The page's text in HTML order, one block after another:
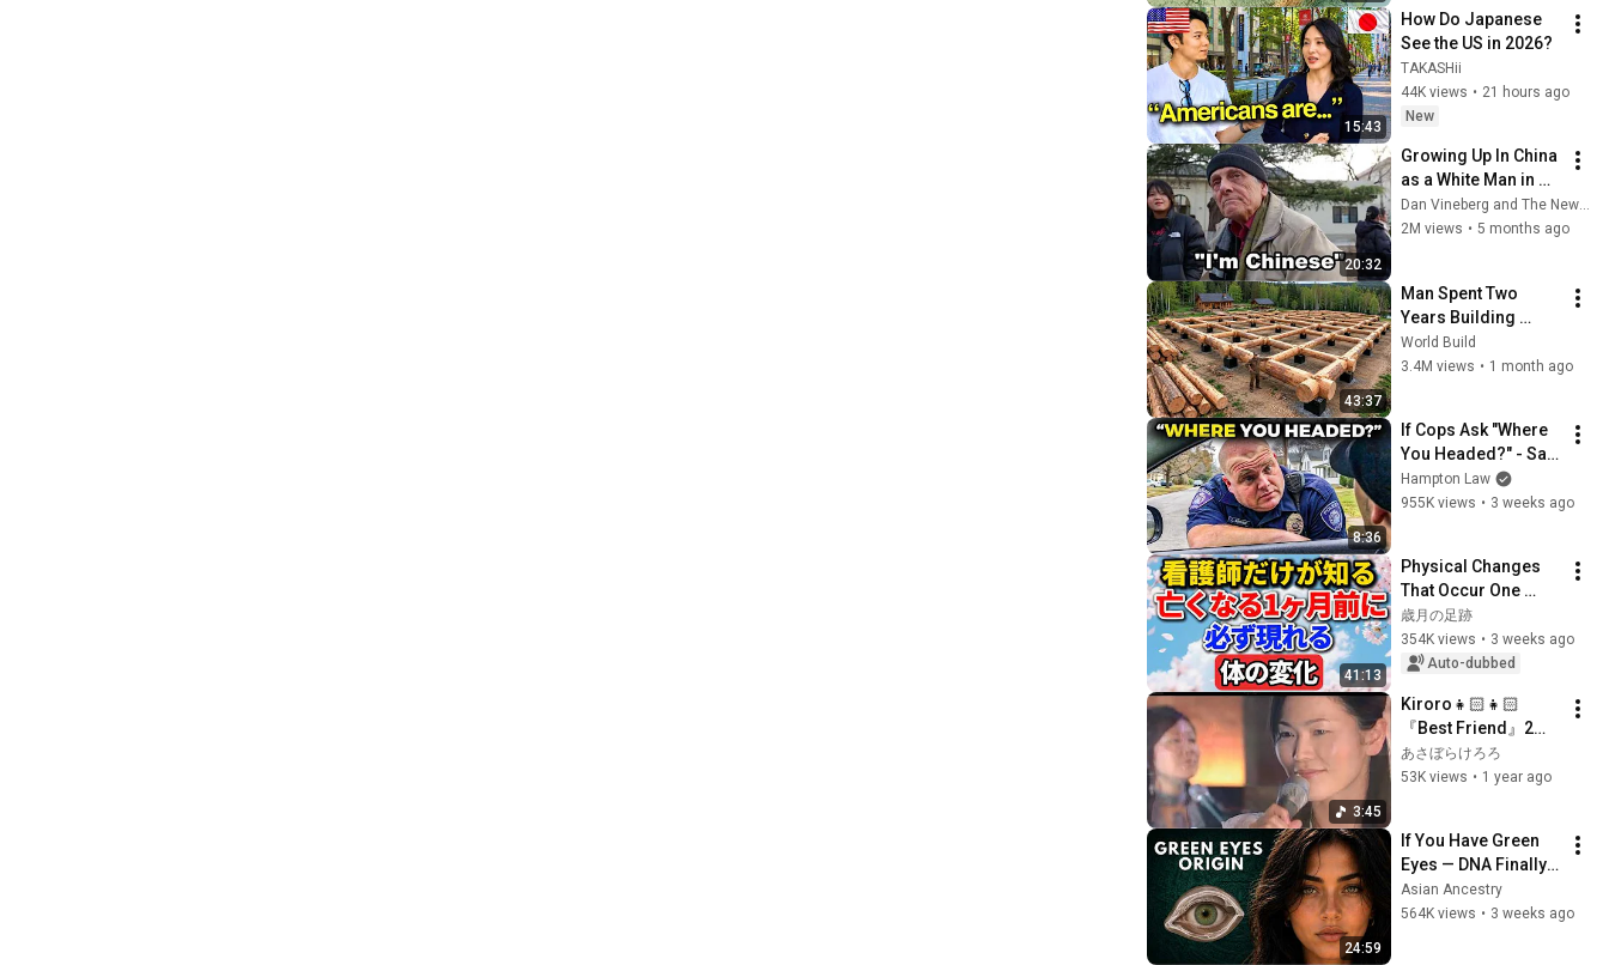
15:43
How Do Japanese
See the US in 2026?
TAKASHii
44K views • 21 hours ago
New
20:32
Growing Up In China
as a White Man in
the 1950s
Dan Vineberg and The New Travel
2M views • 5 months ago
43:37
Man Spent Two
Years Building
HUGE Wooden
House for his
@bjornbrenton
World Build
3.4M views • 1 month ago
8:36
If Cops Ask "Where
You Headed?" - Say
THIS (Simple
Phrase)
Hampton Law
955K views • 3 weeks ago
41:13
Physical Changes
That Occur One
Month Before Death,
According to a
Nurse
歳月の足跡
354K views • 3 weeks ago
Auto-dubbed
3:45
Kiroro👧🏻👧🏻
『Best Friend』2番
を綾乃さんが歌う貴
重な映像！2005年6
あさぼらけろろ
53K views • 1 year ago
24:59
If You Have Green
Eyes — DNA Finally
Revealed Where
They Really Come
Asian Ancestry
564K views • 3 weeks ago